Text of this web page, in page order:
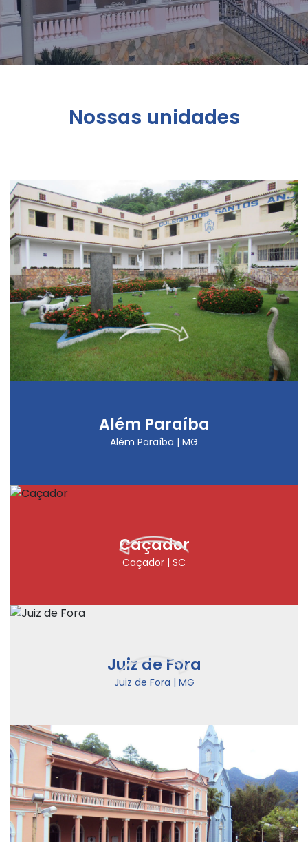
Nossas unidades
Além Paraíba
Além Paraíba | MG
Caçador
Caçador | SC
Juiz de Fora
Juiz de Fora | MG